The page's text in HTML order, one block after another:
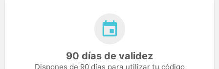
90 días de validez
Dispones de 90 días para utilizar tu código